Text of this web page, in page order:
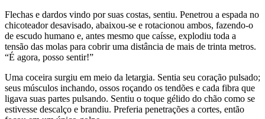
Flechas e dardos vindo por suas costas, sentiu. Penetrou a espada no
chicoteador desavisado, abaixou-se e rotacionou ambos, fazendo-o
de escudo humano e, antes mesmo que caísse, explodiu toda a
tensão das molas para cobrir uma distância de mais de trinta metros.
“É agora, posso sentir!”
Uma coceira surgiu em meio da letargia. Sentia seu coração pulsado;
seus músculos inchando, ossos roçando os tendões e cada fibra que
ligava suas partes pulsando. Sentiu o toque gélido do chão como se
estivesse descalço e brandiu. Preferia penetrações a cortes, então